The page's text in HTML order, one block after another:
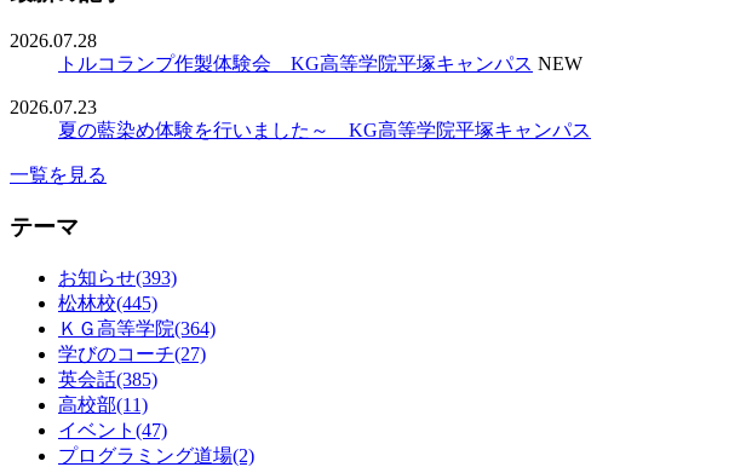
2026.07.28
トルコランプ作製体験会 KG高等学院平塚キャンパス NEW
2026.07.23
夏の藍染め体験を行いました～ KG高等学院平塚キャンパス
一覧を見る
テーマ
お知らせ(393)
松林校(445)
ＫＧ高等学院(364)
学びのコーチ(27)
英会話(385)
高校部(11)
イベント(47)
プログラミング道場(2)